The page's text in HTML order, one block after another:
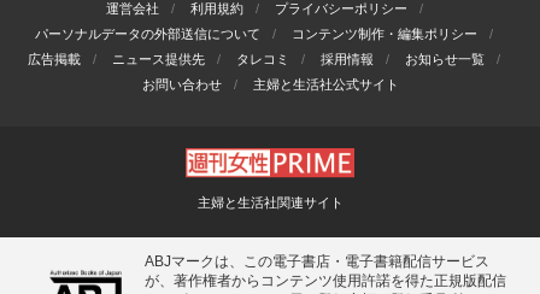
運営会社 利用規約
プライバシーポリシー
パーソナルデータの外部送信について
コンテンツ制作・編集ポリシー
広告掲載
ニュース提供先 タレコミ 採用情報
お知らせ一覧
お問い合わせ
主婦と生活社公式サイト
主婦と生活社関連サイト
ABJマークは、この電子書店・電子書籍配信サービス
が、著作権者からコンテンツ使用許諾を得た正規版配信